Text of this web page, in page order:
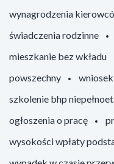
wynagrodzenia
świadczenia rodzinne
mieszkanie bez wkładu
powszechny
szkolenie bhp
ogłoszenia o pracę
wysokości wpłaty